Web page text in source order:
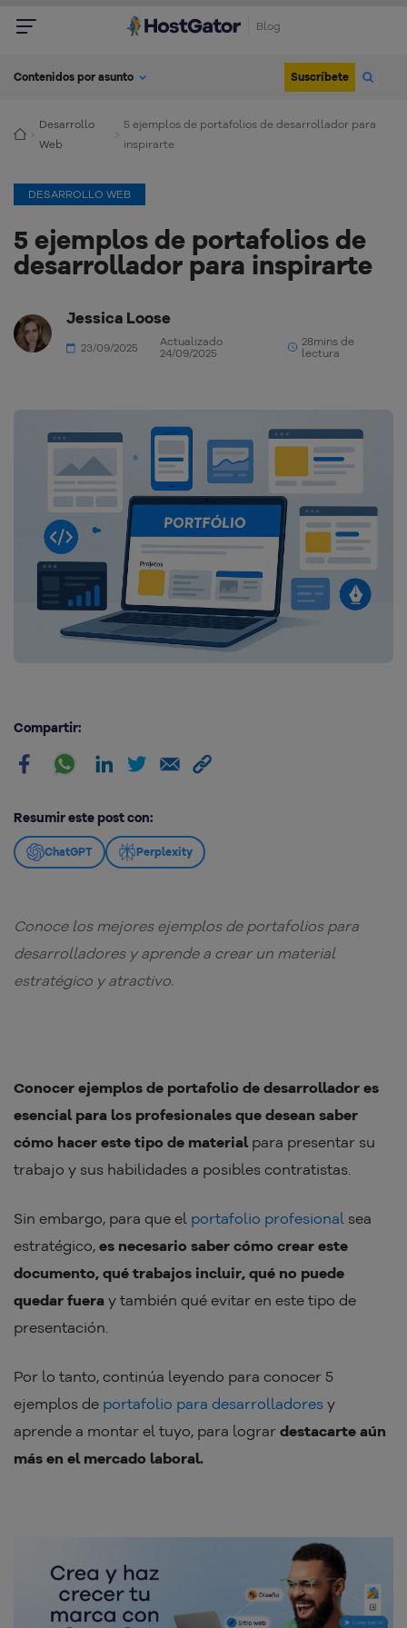
Blog
Contenidos por asunto Suscríbete
Desarrollo
Web
5 ejemplos de portafolios de desarrollador para
inspirarte
DESARROLLO WEB
5 ejemplos de portafolios de
desarrollador para inspirarte
Jessica Loose
23/09/2025
Actualizado
24/09/2025
28mins de
lectura
Compartir:
Resumir este post con:
ChatGPT Perplexity
Conoce los mejores ejemplos de portafolios para
desarrolladores y aprende a crear un material
estratégico y atractivo.
Conocer ejemplos de portafolio de desarrollador es
esencial para los profesionales que desean saber
cómo hacer este tipo de material para presentar su
trabajo y sus habilidades a posibles contratistas.
Sin embargo, para que el portafolio profesional sea
estratégico, es necesario saber cómo crear este
documento, qué trabajos incluir, qué no puede
quedar fuera y también qué evitar en este tipo de
presentación.
Por lo tanto, continúa leyendo para conocer 5
ejemplos de portafolio para desarrolladores y
aprende a montar el tuyo, para lograr destacarte aún
más en el mercado laboral.